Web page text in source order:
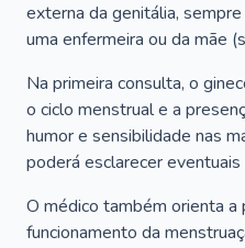
externa da genitália,
uma enfermeira ou da mãe
Na primeira consulta, o
o ciclo menstrual e a
humor e sensibilidade nas
poderá esclarecer eventuais
O médico também orienta a
funcionamento da